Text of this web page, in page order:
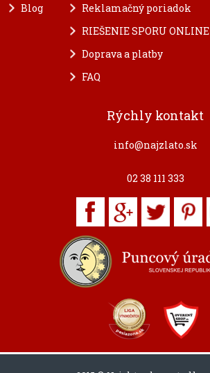
Blog
Reklamačný poriadok
RIEŠENIE SPORU ONLINE
Doprava a platby
FAQ
Rýchly kontakt
info@najzlato.sk
02 38 111 333